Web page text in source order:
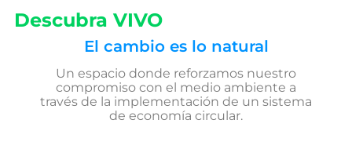
Descubra VIVO
El cambio es lo natural
Un espacio donde reforzamos nuestro
compromiso con el medio ambiente a
través de la implementación de un sistema
de economía circular.